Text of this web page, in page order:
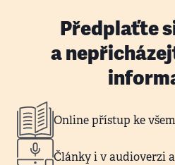
Předplaťte
a
Online přístup ke
Články i v audioverzi